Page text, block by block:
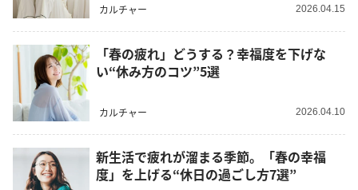
カルチャー 2026.04.15
「春の疲れ」どうする？幸福度を下げな
い“休み方のコツ”5選
カルチャー 2026.04.10
新生活で疲れが溜まる季節。「春の幸福
度」を上げる“休日の過ごし方7選”